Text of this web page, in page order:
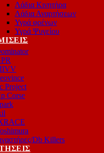
Λάδια Κινητήρα
Λάδια Αναρτήσεων
Υγρά φρένων
Υγρά Ψυγείου
Project
Corse
Db Killers